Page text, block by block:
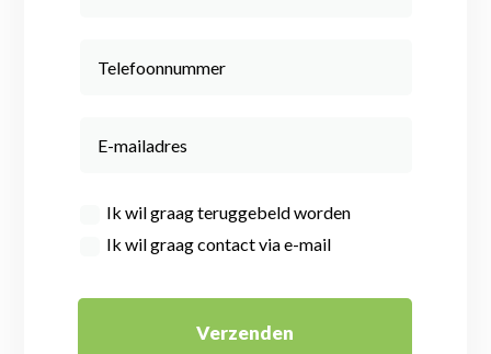
Ik wil graag teruggebeld worden
Ik wil graag contact via e-mail
Verzenden